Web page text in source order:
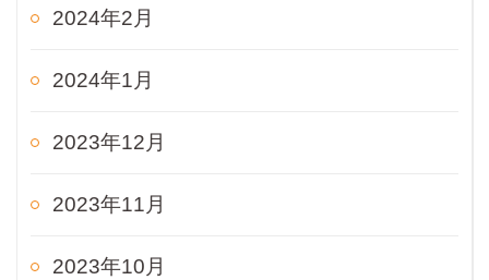
2024年2月
2024年1月
2023年12月
2023年11月
2023年10月